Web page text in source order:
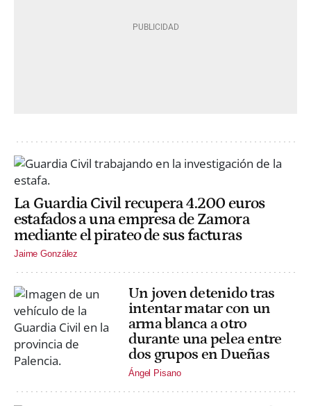
La Guardia Civil recupera 4.200 euros
estafados a una empresa de Zamora
mediante el pirateo de sus facturas
Jaime González
Un joven detenido tras
intentar matar con un
arma blanca a otro
durante una pelea entre
dos grupos en Dueñas
Ángel Pisano